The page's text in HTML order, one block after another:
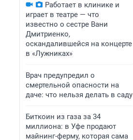
Работает в клинике и
играет в театре — что
известно о сестре Вани
Дмитриенко,
оскандалившейся на концерте
в «Лужниках»
Врач предупредил о
смертельной опасности на
даче: что нельзя делать в саду
Биткоин из газа за 34
миллиона: в Уфе продают
майнинг-ферму, которая сама